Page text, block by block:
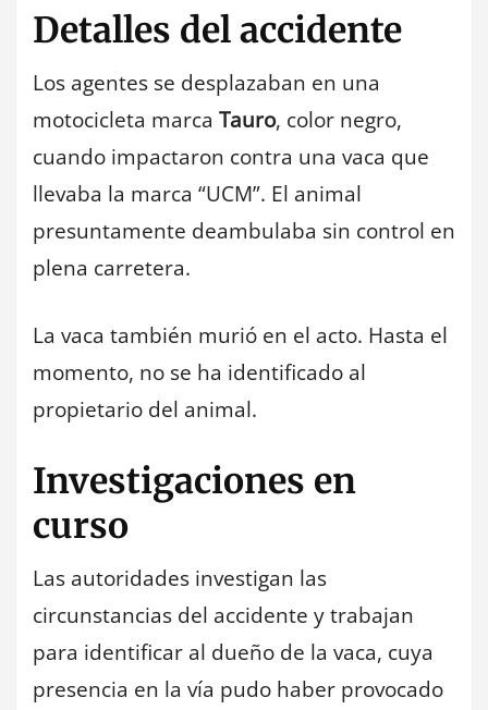
Detalles del accidente
Los agentes se desplazaban en una
motocicleta marca Tauro, color negro,
cuando impactaron contra una vaca que
llevaba la marca “UCM”. El animal
presuntamente deambulaba sin control en
plena carretera.
La vaca también murió en el acto. Hasta el
momento, no se ha identificado al
propietario del animal.
Investigaciones en
curso
Las autoridades investigan las
circunstancias del accidente y trabajan
para identificar al dueño de la vaca, cuya
presencia en la vía pudo haber provocado